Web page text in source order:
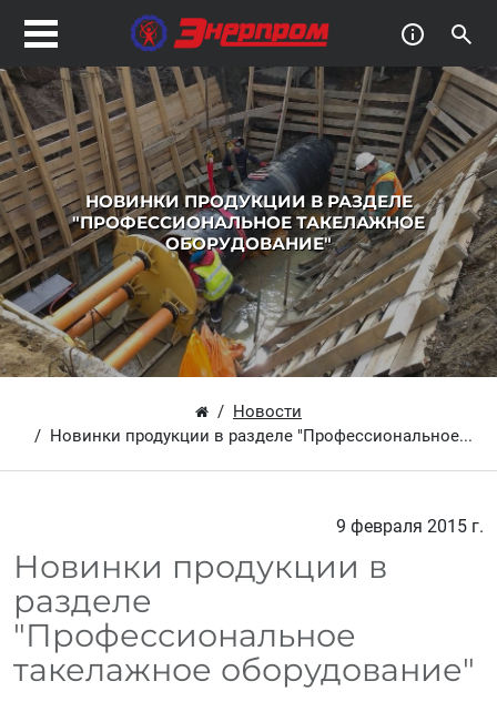
НОВИНКИ ПРОДУКЦИИ В РАЗДЕЛЕ
"ПРОФЕССИОНАЛЬНОЕ ТАКЕЛАЖНОЕ
ОБОРУДОВАНИЕ"
Новости
Новинки продукции в разделе "Профессиональное...
9 февраля 2015 г.
Новинки продукции в
разделе
"Профессиональное
такелажное оборудование"